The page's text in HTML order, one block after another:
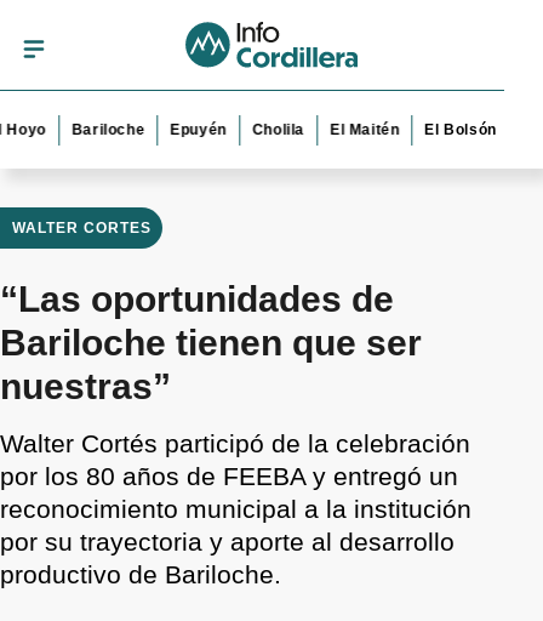
Bariloche Epuyén Cholila El Maitén El Bolsón Esquel
WALTER CORTES
“Las oportunidades de
Bariloche tienen que ser
nuestras”
Walter Cortés participó de la celebración
por los 80 años de FEEBA y entregó un
reconocimiento municipal a la institución
por su trayectoria y aporte al desarrollo
productivo de Bariloche.